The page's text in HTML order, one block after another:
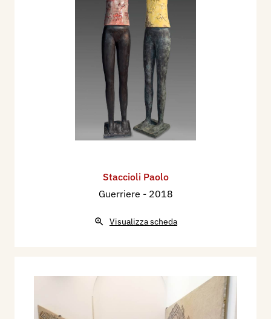
Staccioli Paolo
Guerriere - 2018
Visualizza scheda